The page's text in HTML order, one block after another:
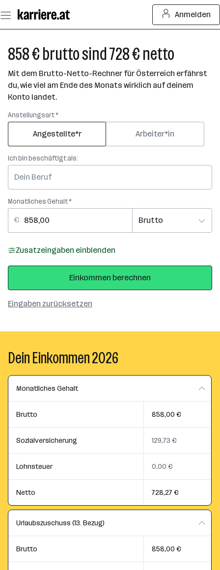
Seiteninhalt
springen
Anmelden
858 € brutto sind 728 € netto
Mit dem Brutto-Netto-Rechner für Österreich erfährst
du, wie viel am Ende des Monats wirklich auf deinem
Konto landet.
Anstellungsart *
Angestellte*r Arbeiter*in
Ich bin beschäftigt als:
Monatliches Gehalt *
Zusatzeingaben einblenden
Eingaben zurücksetzen
Einkommen berechnen
Dein Einkommen 2026
Monatliches Gehalt
Brutto 858,00 €
Sozialversicherung 129,73 €
Lohnsteuer 0,00 €
Netto 728,27 €
Urlaubszuschuss (13. Bezug)
Brutto 858,00 €